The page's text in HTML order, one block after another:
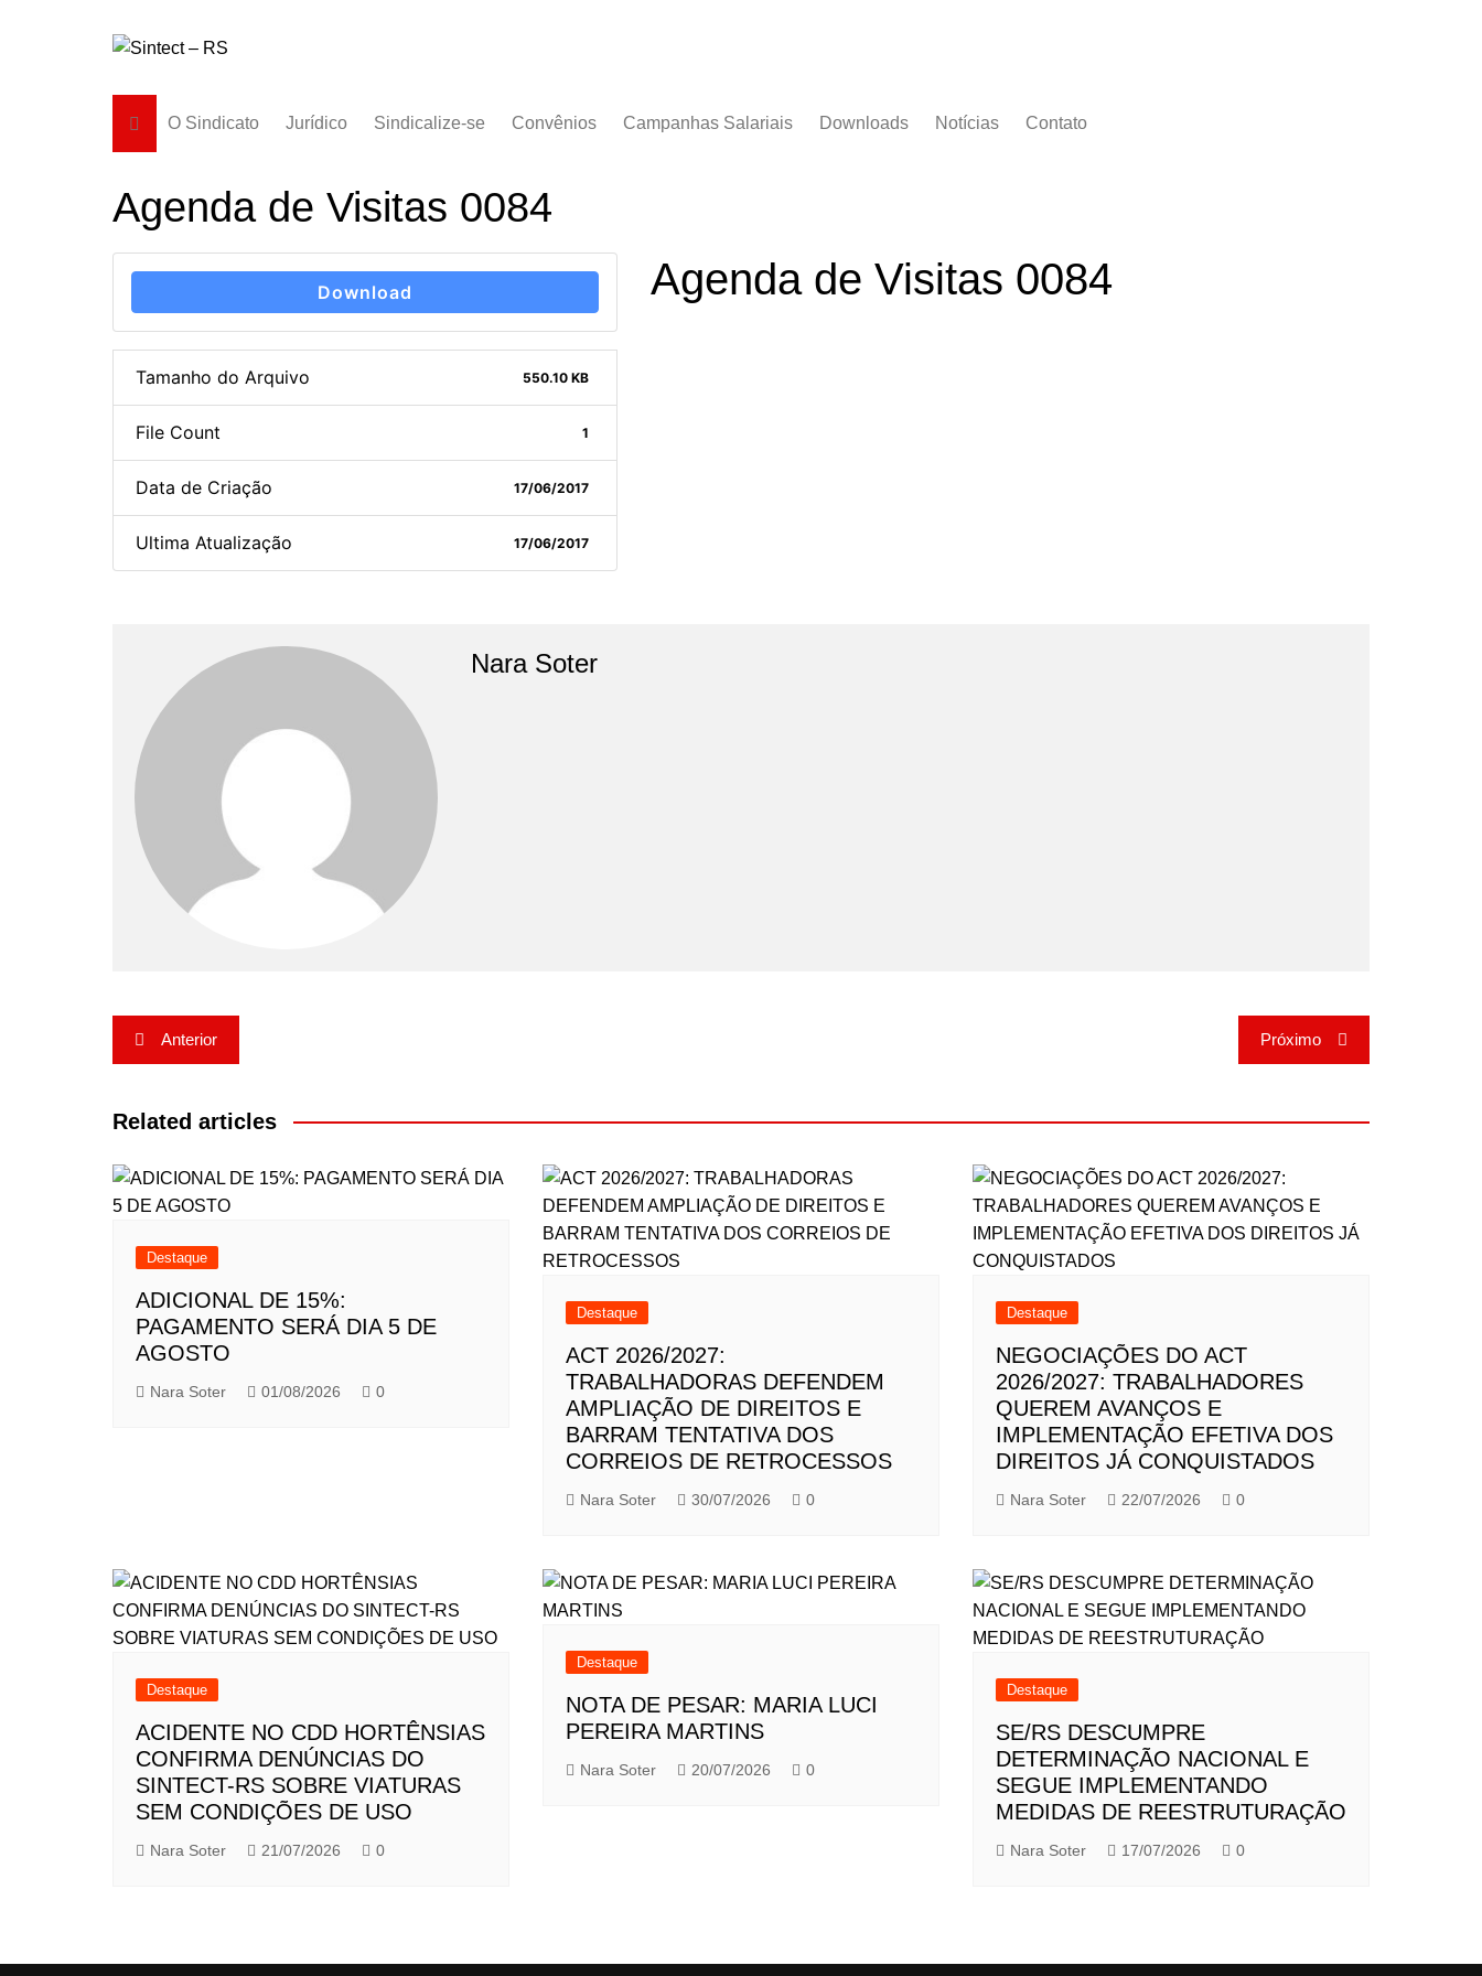
O Sindicato
História
Subsedes
Jurídico Sindicalize-se Convênios Campanhas Salariais
Campanha Salarial
2018/2019
Downloads Notícias Contato
Agenda de Visitas 0084
Download
Tamanho do Arquivo 550.10 KB
File Count 1
Data de Criação 17/06/2017
Ultima Atualização 17/06/2017
Agenda de Visitas 0084
Nara Soter
Navegação
de
Post
Anterior Próximo
Related articles
Destaque
ADICIONAL DE 15%:
PAGAMENTO SERÁ DIA 5 DE
AGOSTO
Nara Soter 01/08/2026 0
Destaque
ACT 2026/2027:
TRABALHADORAS DEFENDEM
AMPLIAÇÃO DE DIREITOS E
BARRAM TENTATIVA DOS
CORREIOS DE RETROCESSOS
Nara Soter 30/07/2026 0
Destaque
NEGOCIAÇÕES DO ACT
2026/2027: TRABALHADORES
QUEREM AVANÇOS E
IMPLEMENTAÇÃO EFETIVA DOS
DIREITOS JÁ CONQUISTADOS
Nara Soter 22/07/2026 0
Destaque
ACIDENTE NO CDD HORTÊNSIAS
CONFIRMA DENÚNCIAS DO
SINTECT-RS SOBRE VIATURAS
SEM CONDIÇÕES DE USO
Nara Soter 21/07/2026 0
Destaque
NOTA DE PESAR: MARIA LUCI
PEREIRA MARTINS
Nara Soter 20/07/2026 0
Destaque
SE/RS DESCUMPRE
DETERMINAÇÃO NACIONAL E
SEGUE IMPLEMENTANDO
MEDIDAS DE REESTRUTURAÇÃO
Nara Soter 17/07/2026 0